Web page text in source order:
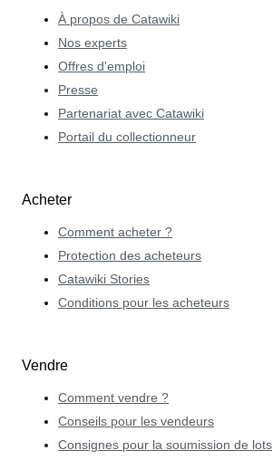
À propos de Catawiki
Nos experts
Offres d'emploi
Presse
Partenariat avec Catawiki
Portail du collectionneur
Acheter
Comment acheter ?
Protection des acheteurs
Catawiki Stories
Conditions pour les acheteurs
Vendre
Comment vendre ?
Conseils pour les vendeurs
Consignes pour la soumission de lots